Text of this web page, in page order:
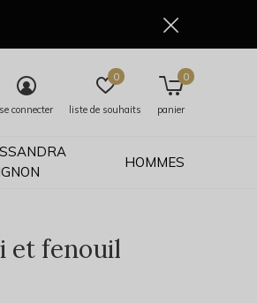
HOMMES
se connecter liste de souhaits
0
panier
0
et fenouil